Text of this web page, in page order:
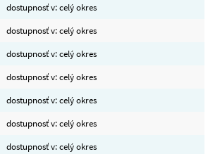
dostupnosť v: celý okres
dostupnosť v: celý okres
dostupnosť v: celý okres
dostupnosť v: celý okres
dostupnosť v: celý okres
dostupnosť v: celý okres
dostupnosť v: celý okres